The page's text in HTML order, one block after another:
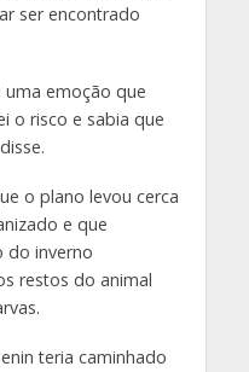
ser encontrado
uma emoção que
o risco e sabia que
o plano levou cerca
e que
do inverno
restos do animal
teria caminhado